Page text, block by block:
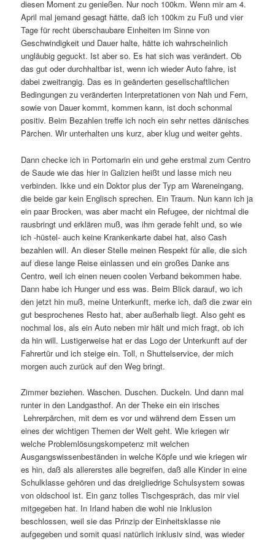
diesen Moment zu genießen. Nur noch 100km. Wenn mir am 4.
April mal jemand gesagt hätte, daß ich 100km zu Fuß und vier
Tage für recht überschaubare Einheiten im Sinne von
Geschwindigkeit und Dauer halte, hätte ich wahrscheinlich
ungläubig geguckt. Ist aber so. Es hat sich was verändert. Ob
das gut oder durchhaltbar ist, wenn ich wieder Auto fahre, ist
dabei zweitrangig. Das es in geänderten gesellschaftlichen
Bedingungen zu veränderten Interpretationen von Nah und Fern,
sowie von Dauer kommt, kommen kann, ist doch schonmal
positiv. Beim Bezahlen treffe ich noch ein sehr nettes dänisches
Pärchen. Wir unterhalten uns kurz, aber klug und weiter gehts.
Dann checke ich in Portomarin ein und gehe erstmal zum Centro
de Saude wie das hier in Galizien heißt und lasse mich neu
verbinden. Ikke und ein Doktor plus der Typ am Wareneingang,
die beide gar kein Englisch sprechen. Ein Traum. Nun kann ich ja
ein paar Brocken, was aber macht ein Refugee, der nichtmal die
rausbringt und erklären muß, was ihm gerade fehlt und, so wie
ich -hüstel- auch keine Krankenkarte dabei hat, also Cash
bezahlen will. An dieser Stelle meinen Respekt für alle, die sich
auf diese lange Reise einlassen und ein großes Danke ans
Centro, weil ich einen neuen coolen Verband bekommen habe.
Dann habe ich Hunger und ess was. Beim Blick darauf, wo ich
den jetzt hin muß, meine Unterkunft, merke ich, daß die zwar ein
gut besprochenes Resto hat, aber außerhalb liegt. Also geht es
nochmal los, als ein Auto neben mir hält und mich fragt, ob ich
da hin will. Lustigerweise hat er das Logo der Unterkunft auf der
Fahrertür und ich steige ein. Toll, n Shuttelservice, der mich
morgen auch zurück auf den Weg bringt.
Zimmer beziehen. Waschen. Duschen. Duckeln. Und dann mal
runter in den Landgasthof. An der Theke ein ein irisches
Lehrerpärchen, mit dem es vor und während dem Essen um
eines der wichtigen Themen der Welt geht. Wie kriegen wir
welche Problemlösungskompetenz mit welchen
Ausgangswissenbeständen in welche Köpfe und wie kriegen wir
es hin, daß als allererstes alle begreifen, daß alle Kinder in eine
Schulklasse gehören und das dreigliedrige Schulsystem sowas
von oldschool ist. Ein ganz tolles Tischgespräch, das mir viel
mitgegeben hat. In Irland haben die wohl nie Inklusion
beschlossen, weil sie das Prinzip der Einheitsklasse nie
aufgegeben und somit quasi natürlich inklusiv sind, was wieder